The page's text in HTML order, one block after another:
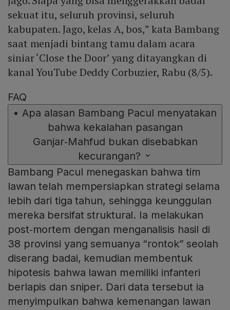
sekuat itu, seluruh provinsi, seluruh
kabupaten. Jago, kelas A, bos,” kata Bambang
saat menjadi bintang tamu dalam acara
siniar ‘Close the Door’ yang ditayangkan di
kanal YouTube Deddy Corbuzier, Rabu (8/5).
FAQ
• Apa alasan Bambang Pacul menyatakan
bahwa kekalahan pasangan
Ganjar‑Mahfud bukan disebabkan
kecurangan?
Bambang Pacul menegaskan bahwa tim
lawan telah mempersiapkan strategi selama
lebih dari tiga tahun, sehingga keunggulan
mereka bersifat struktural. Ia melakukan
post‑mortem dengan menganalisis hasil di
38 provinsi yang semuanya “rontok” seolah
diserang badai, kemudian membentuk
hipotesis bahwa lawan memiliki infanteri
berlapis dan sniper. Dari data tersebut ia
menyimpulkan bahwa kemenangan lawan